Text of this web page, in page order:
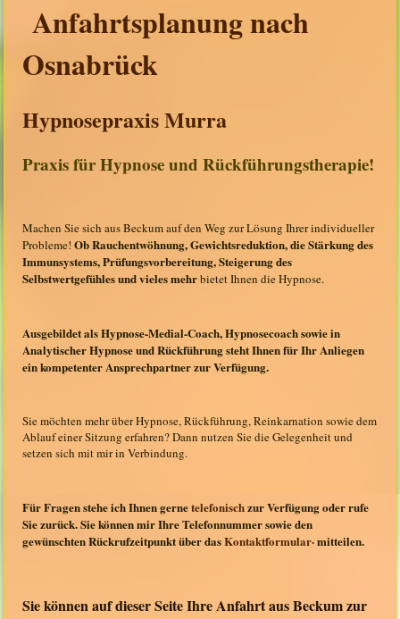
Anfahrtsplanung nach
Osnabrück
Hypnosepraxis Murra
Praxis für Hypnose und Rückführungstherapie!
Machen Sie sich aus Beckum auf den Weg zur Lösung Ihrer individueller
Probleme!Ob Rauchentwöhnung, Gewichtsreduktion, die Stärkung des
Immunsystems, Prüfungsvorbereitung, Steigerung des
Selbstwertgefühles und vieles mehrbietet Ihnen die Hypnose.
Ausgebildet als Hypnose-Medial-Coach, Hypnosecoach sowie in
Analytischer Hypnose und Rückführung steht Ihnen für Ihr Anliegen
ein kompetenter Ansprechpartner zur Verfügung.
Sie möchten mehr über Hypnose, Rückführung, Reinkarnation sowie dem
Ablauf einer Sitzung erfahren? Dann nutzen Sie die Gelegenheit und
setzen sich mit mir in Verbindung.
Für Fragen stehe ich Ihnen gernetelefonischzur Verfügung oder rufe
Sie zurück. Sie können mir Ihre Telefonnummer sowie den
gewünschten Rückrufzeitpunkt über dasKontaktformular·mitteilen.
Sie können auf dieser Seite Ihre Anfahrt ausBeckumzur